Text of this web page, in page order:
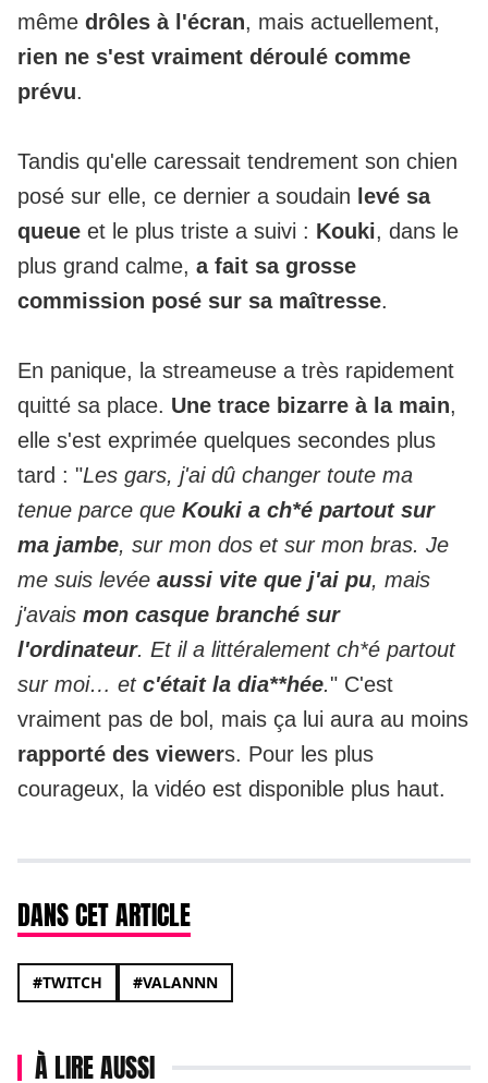
même drôles à l'écran, mais actuellement,
rien ne s'est vraiment déroulé comme
prévu.
Tandis qu'elle caressait tendrement son chien
posé sur elle, ce dernier a soudain levé sa
queue et le plus triste a suivi : Kouki, dans le
plus grand calme, a fait sa grosse
commission posé sur sa maîtresse.
En panique, la streameuse a très rapidement
quitté sa place. Une trace bizarre à la main,
elle s'est exprimée quelques secondes plus
tard : "Les gars, j'ai dû changer toute ma
tenue parce que Kouki a ch*é partout sur
ma jambe, sur mon dos et sur mon bras. Je
me suis levée aussi vite que j'ai pu, mais
j'avais mon casque branché sur
l'ordinateur. Et il a littéralement ch*é partout
sur moi… et c'était la dia**hée." C'est
vraiment pas de bol, mais ça lui aura au moins
rapporté des viewers. Pour les plus
courageux, la vidéo est disponible plus haut.
DANS CET ARTICLE
#TWITCH #VALANNN
À LIRE AUSSI